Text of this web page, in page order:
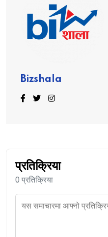
Bizshala
प्रतिक्रिया
0 प्रतिक्रिया